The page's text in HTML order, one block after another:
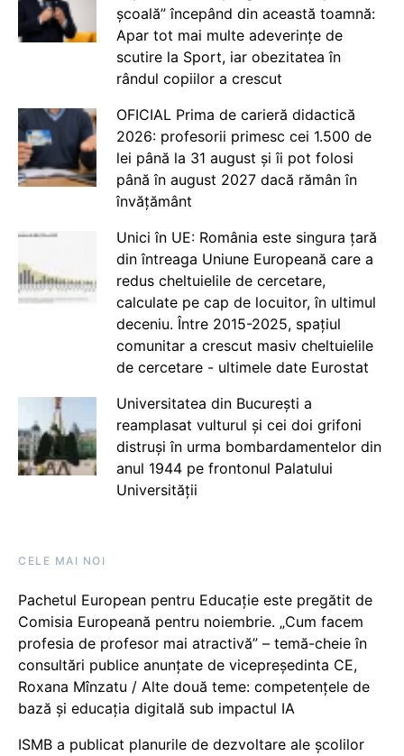
școală” începând din această toamnă:
Apar tot mai multe adeverințe de
scutire la Sport, iar obezitatea în
rândul copiilor a crescut
OFICIAL Prima de carieră didactică
2026: profesorii primesc cei 1.500 de
lei până la 31 august și îi pot folosi
până în august 2027 dacă rămân în
învățământ
Unici în UE: România este singura țară
din întreaga Uniune Europeană care a
redus cheltuielile de cercetare,
calculate pe cap de locuitor, în ultimul
deceniu. Între 2015-2025, spațiul
comunitar a crescut masiv cheltuielile
de cercetare - ultimele date Eurostat
Universitatea din București a
reamplasat vulturul și cei doi grifoni
distruși în urma bombardamentelor din
anul 1944 pe frontonul Palatului
Universității
CELE MAI NOI
Pachetul European pentru Educație este pregătit de
Comisia Europeană pentru noiembrie. „Cum facem
profesia de profesor mai atractivă” – temă-cheie în
consultări publice anunțate de vicepreședinta CE,
Roxana Mînzatu / Alte două teme: competențele de
bază și educația digitală sub impactul IA
ISMB a publicat planurile de dezvoltare ale școlilor